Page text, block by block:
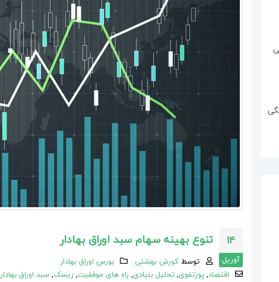
14
آوریل
تنوع بهینه سهام سبد اوراق بهادار
توسطکورش بهشتی
بورس اوراق بهادار
اقتصاد,پورتفوی,تحلیل بنیادی, راه های موفقیت, ریسک,سبد اوراق بهادار